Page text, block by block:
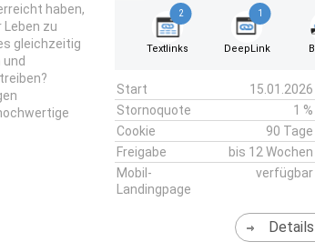
haben,
zu
gleichzeitig
2
Textlinks
1
DeepLink
Start
15.01.2026
Stornoquote
1 %
Cookie
90 Tage
Freigabe
bis 12 Wochen
Mobil-
Landingpage
verfügbar
Details